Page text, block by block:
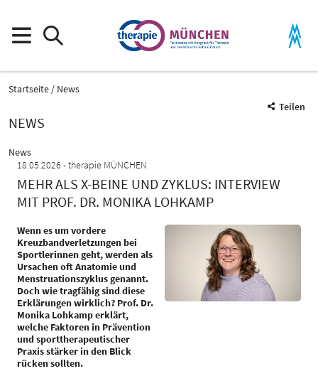
Startseite
News
Teilen
NEWS
News
18.05.2026
therapie MÜNCHEN
MEHR ALS X-BEINE UND ZYKLUS: INTERVIEW
MIT PROF. DR. MONIKA LOHKAMP
Wenn es um vordere
Kreuzbandverletzungen bei
Sportlerinnen geht, werden als
Ursachen oft Anatomie und
Menstruationszyklus genannt.
Doch wie tragfähig sind diese
Erklärungen wirklich? Prof. Dr.
Monika Lohkamp erklärt,
welche Faktoren in Prävention
und sporttherapeutischer
Praxis stärker in den Blick
rücken sollten.